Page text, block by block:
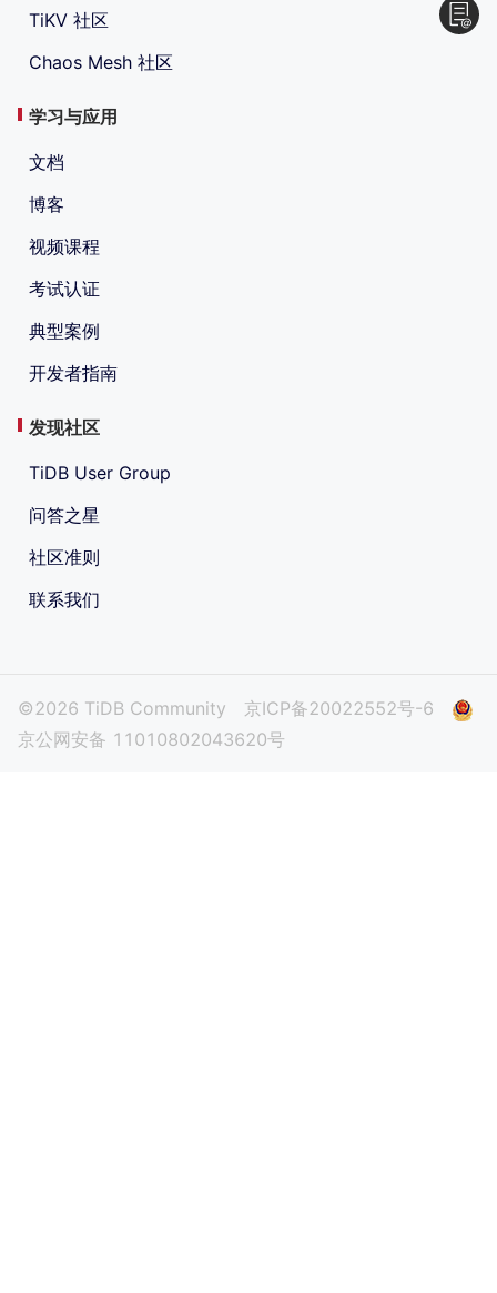
TiKV 社区
Chaos Mesh 社区
学习与应用
文档
博客
视频课程
考试认证
典型案例
开发者指南
发现社区
TiDB User Group
问答之星
社区准则
联系我们
©2026 TiDB Community
京ICP备20022552号-6
京公网安备 11010802043620号